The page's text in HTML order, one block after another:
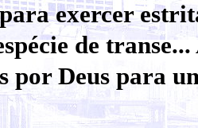
exercer
de
por Deus para